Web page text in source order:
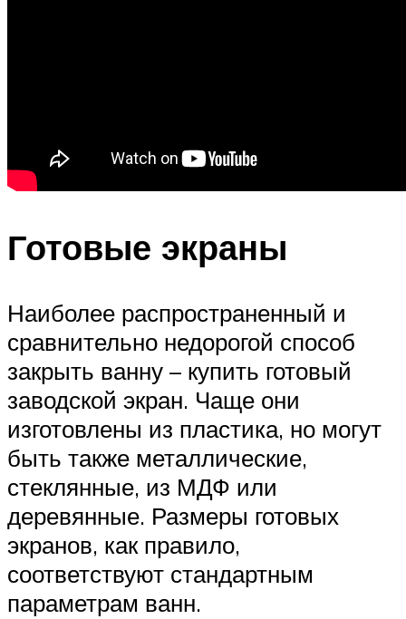
Готовые экраны
Наиболее распространенный и
сравнительно недорогой способ
закрыть ванну – купить готовый
заводской экран. Чаще они
изготовлены из пластика, но могут
быть также металлические,
стеклянные, из МДФ или
деревянные. Размеры готовых
экранов, как правило,
соответствуют стандартным
параметрам ванн.